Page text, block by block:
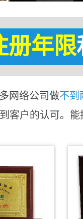
册年限
网络公司做不到
客户的认可。